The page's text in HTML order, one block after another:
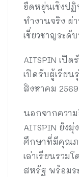
ยืดหยุ่นเชิงปฏิ
ทำงานจริง ผ่
เชี่ยวชาญระ
AITSPIN เปิ
เปิดรับผู้เรีย
สิงหาคม 2569
นอกจากควา
AITSPIN ยัง
ศึกษาที่มีคุณภ
เล่าเรียนรวม
สหรัฐ พร้อมร